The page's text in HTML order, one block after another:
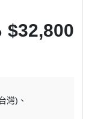
$32,800
灣)